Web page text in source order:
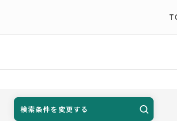
検索条件を変更する